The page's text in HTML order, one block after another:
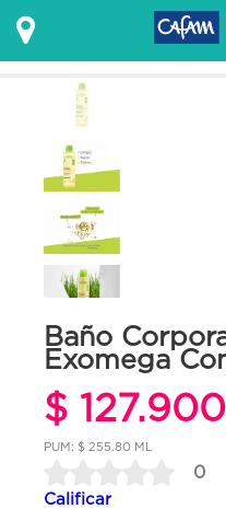
Baño
Exomega
$ 127.900
PUM: $ 255.80 ML
0
Calificar